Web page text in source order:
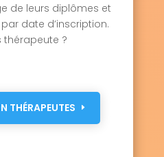
de leurs diplômes et
date d’inscription.
thérapeute ?
THÉRAPEUTES